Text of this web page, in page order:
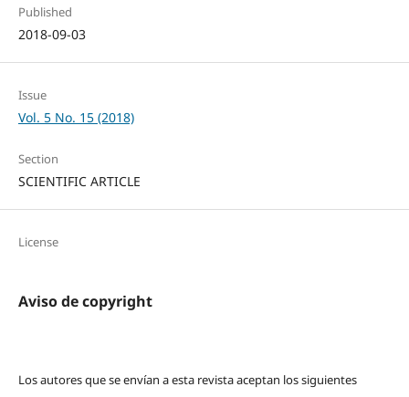
Published
2018-09-03
Issue
Vol. 5 No. 15 (2018)
Section
SCIENTIFIC ARTICLE
License
Aviso de copyright
Los autores que se envían a esta revista aceptan los siguientes